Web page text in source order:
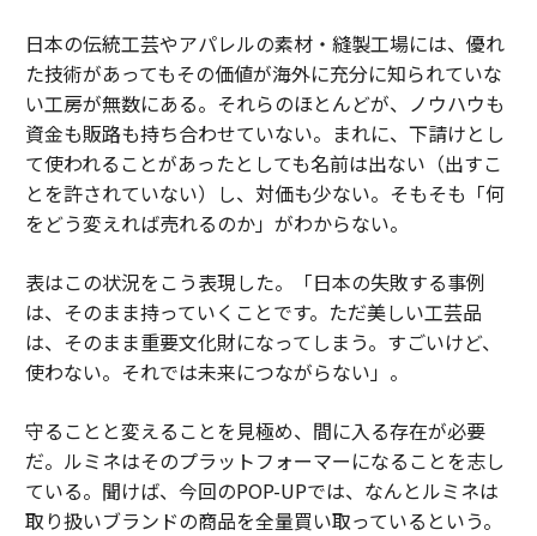
日本の伝統工芸やアパレルの素材・縫製工場には、優れ
た技術があってもその価値が海外に充分に知られていな
い工房が無数にある。それらのほとんどが、ノウハウも
資金も販路も持ち合わせていない。まれに、下請けとし
て使われることがあったとしても名前は出ない（出すこ
とを許されていない）し、対価も少ない。そもそも「何
をどう変えれば売れるのか」がわからない。
表はこの状況をこう表現した。「日本の失敗する事例
は、そのまま持っていくことです。ただ美しい工芸品
は、そのまま重要文化財になってしまう。すごいけど、
使わない。それでは未来につながらない」。
守ることと変えることを見極め、間に入る存在が必要
だ。ルミネはそのプラットフォーマーになることを志し
ている。聞けば、今回のPOP-UPでは、なんとルミネは
取り扱いブランドの商品を全量買い取っているという。